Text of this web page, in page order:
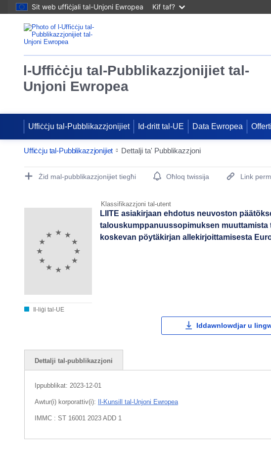
Sit web uffiċjali tal-Unjoni Ewropea Kif taf?
l-Uffiċċju tal-Pubblikazzjonijiet tal-
Unjoni Ewropea
Uffiċċju tal-Pubblikazzjonijiet Id-dritt tal-UE Data Ewropea
Uffiċċju tal-Pubblikazzjonijiet Dettalji ta' Pubblikazzjoni
Publication Detail Actions Portlet
Żid mal-pubblikazzjonijiet tiegħi Oħloq twissija Link
Klassifikazzjoni tal-utent
Il-liġi tal-UE
LIITE asiakirjaan ehdotus neuvoston
talouskumppanuussopimuksen
koskevan pöytäkirjan allekirjoittamisesta
Iddawnlowdjar u
Dettalji tal-pubblikazzjoni
Ippubblikat: 2023-12-01
Awtur(i) korporattiv(i): Il-Kunsill tal-Unjoni Ewropea
IMMC : ST 16001 2023 ADD 1